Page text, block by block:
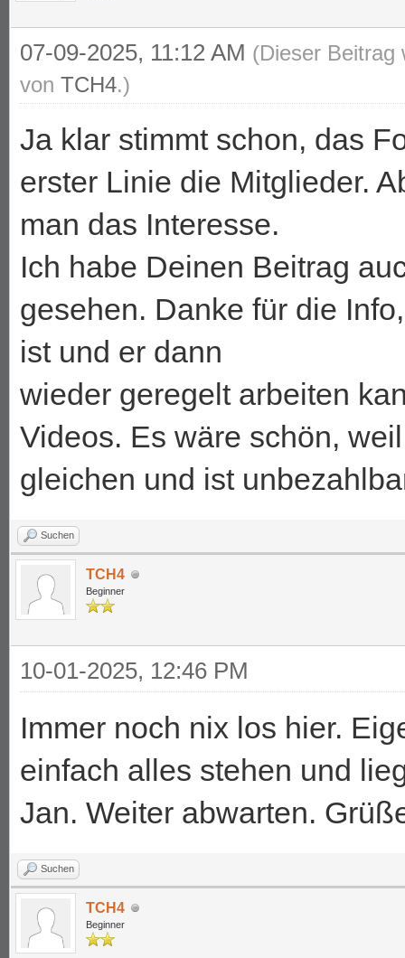
07-09-2025, 11:12 AM (Dieser Beitrag
von TCH4.)
Ja klar stimmt schon, das
erster Linie die Mitglieder.
man das Interesse.
Ich habe Deinen Beitrag
gesehen. Danke für die
ist und er dann
wieder geregelt arbeiten
Videos. Es wäre schön,
gleichen und ist
Suchen
TCH4
Beginner
10-01-2025, 12:46 PM
Immer noch nix los hier.
einfach alles stehen und
Jan. Weiter abwarten.
Suchen
TCH4
Beginner